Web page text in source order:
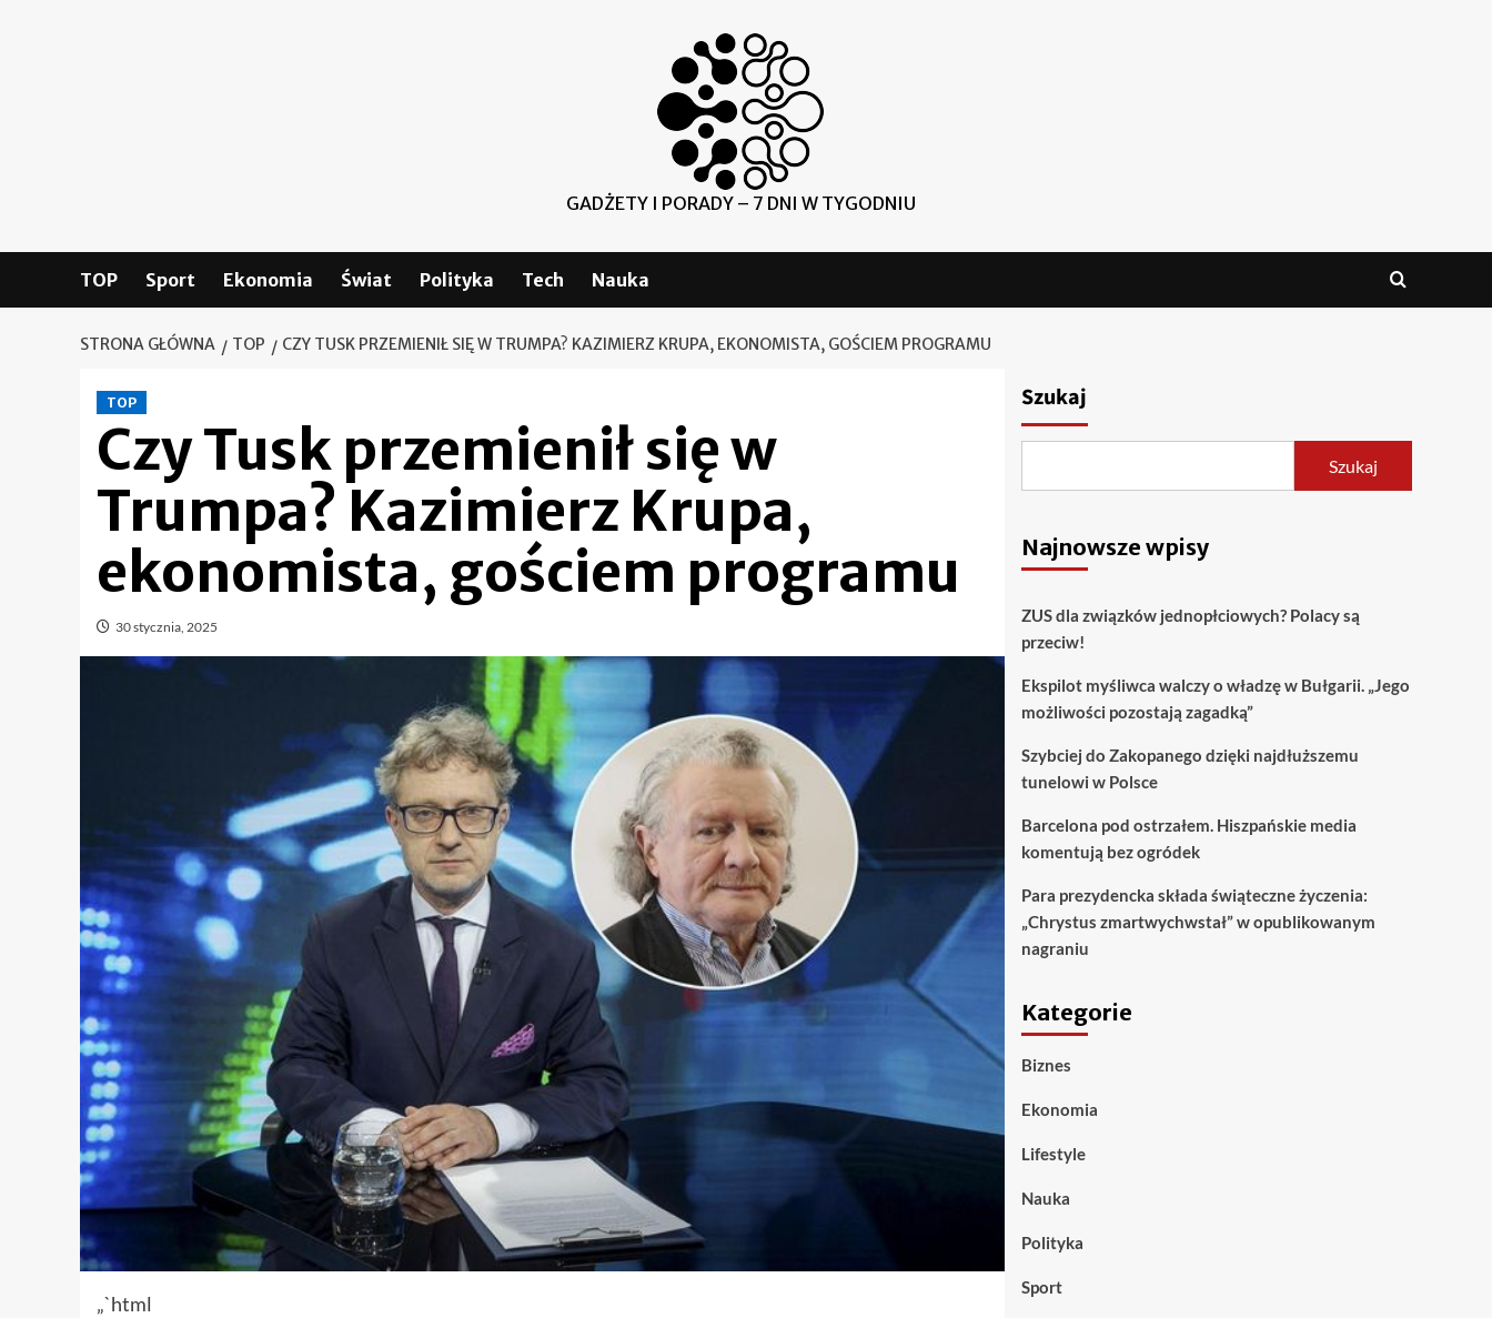
GADŻETY I PORADY – 7 DNI W TYGODNIU
TOP Sport Ekonomia Świat Polityka Tech Nauka
STRONA GŁÓWNA TOP CZY TUSK PRZEMIENIŁ SIĘ W TRUMPA? KAZIMIERZ KRUPA, EKONOMISTA, GOŚCIEM PROGRAMU
TOP
Czy Tusk przemienił się w
Trumpa? Kazimierz Krupa,
ekonomista, gościem programu
30 stycznia, 2025
„`html
Szukaj
Szukaj
Najnowsze wpisy
ZUS dla związków jednopłciowych? Polacy są
przeciw!
Ekspilot myśliwca walczy o władzę w Bułgarii. „Jego
możliwości pozostają zagadką”
Szybciej do Zakopanego dzięki najdłuższemu
tunelowi w Polsce
Barcelona pod ostrzałem. Hiszpańskie media
komentują bez ogródek
Para prezydencka składa świąteczne życzenia:
„Chrystus zmartwychwstał” w opublikowanym
nagraniu
Kategorie
Biznes
Ekonomia
Lifestyle
Nauka
Polityka
Sport